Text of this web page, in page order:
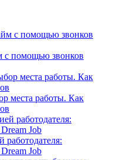
помощью звонков
места работы. Как
работодателя:
Job